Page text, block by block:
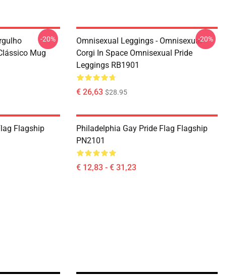
Mug
-20%
Omnisexual Leggings - Omnisexual
Corgi In Space Omnisexual Pride
Leggings RB1901
€ 26,63 $28.95
-20%
Flagship
Philadelphia Gay Pride Flag Flagship
PN2101
€ 12,83 - € 31,23